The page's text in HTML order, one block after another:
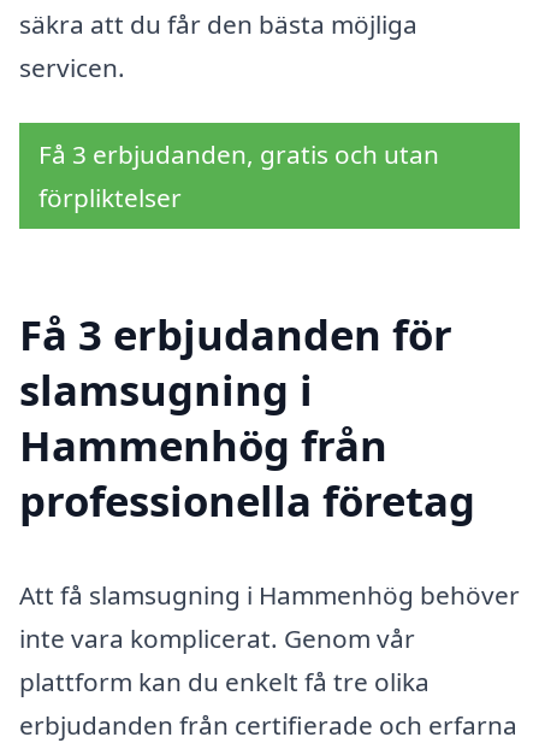
säkra att du får den bästa möjliga
servicen.
Få 3 erbjudanden, gratis och utan
förpliktelser
Få 3 erbjudanden för
slamsugning i
Hammenhög från
professionella företag
Att få slamsugning i Hammenhög behöver
inte vara komplicerat. Genom vår
plattform kan du enkelt få tre olika
erbjudanden från certifierade och erfarna